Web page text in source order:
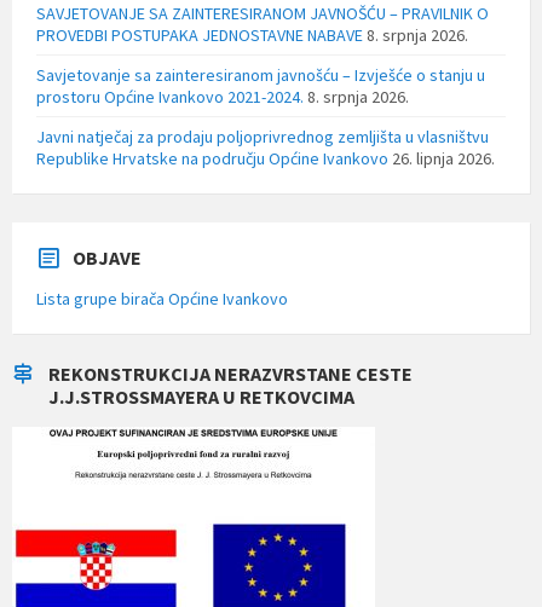
SAVJETOVANJE SA ZAINTERESIRANOM JAVNOŠĆU – PRAVILNIK O
PROVEDBI POSTUPAKA JEDNOSTAVNE NABAVE8. srpnja 2026.
Savjetovanje sa zainteresiranom javnošću – Izvješće o stanju u
prostoru Općine Ivankovo 2021-2024. 8. srpnja 2026.
Javni natječaj za prodaju poljoprivrednog zemljišta u vlasništvu
Republike Hrvatske na području Općine Ivankovo 26. lipnja 2026.
OBJAVE
Lista grupe birača Općine Ivankovo
REKONSTRUKCIJA NERAZVRSTANE CESTE
J.J.STROSSMAYERA U RETKOVCIMA